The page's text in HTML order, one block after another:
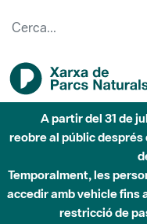
A partir del 31 de
reobre al públic
Temporalment, les
accedir amb vehicle fins
restricció de